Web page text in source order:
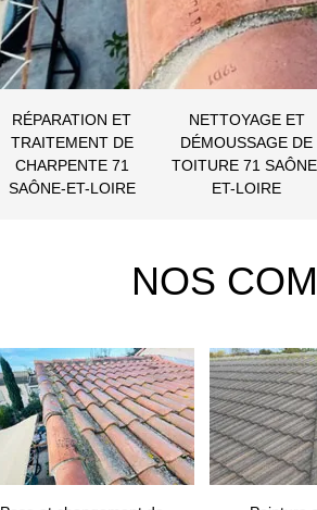
RÉPARATION ET
TRAITEMENT DE
CHARPENTE 71
SAÔNE-ET-LOIRE
NETTOYAGE ET
DÉMOUSSAGE DE
TOITURE 71
ET-LOIRE
NOS